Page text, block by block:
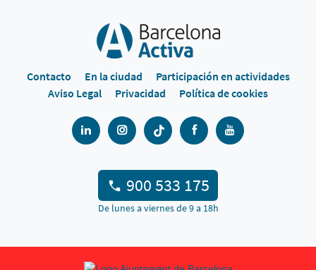
Contacto En la ciudad
Participación en actividades
Aviso Legal
Privacidad Política de cookies
900 533 175
De lunes a viernes de 9 a 18h